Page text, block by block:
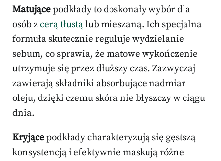
Matującepodkłady to doskonały wybór dla
osób zcerą tłustąlub mieszaną. Ich specjalna
formuła skutecznie reguluje wydzielanie
sebum, co sprawia, że matowe wykończenie
utrzymuje się przez dłuższy czas. Zazwyczaj
zawierają składniki absorbujące nadmiar
oleju, dzięki czemu skóra nie błyszczy w ciągu
dnia.
Kryjącepodkłady charakteryzują się gęstszą
konsystencją i efektywnie maskują różne